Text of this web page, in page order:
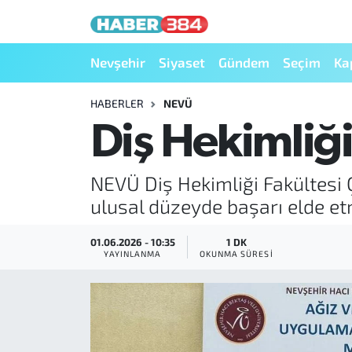
Nevşehir Siyaset Gündem Seçim
HABERLER NEVÜ
Diş
NEVÜ Diş Hekimliği
ulusal düzeyde başarı elde
01.06.2026 - 10:35
YAYINLANMA
1 DK
OKUNMA SÜRESI
Nöbetçi Eczaneler
Hava Durumu
Trafik Durumu
Süper Lig Puan Durumu ve Fikstür
Son Dakika Haberleri
Haber Arşivi